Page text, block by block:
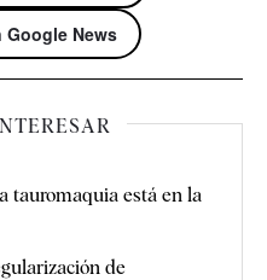
Google News
tauromaquia está en la
de